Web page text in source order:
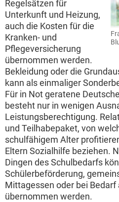
Regelsätzen für
Unterkunft und Heizung,
auch die Kosten für die
Kranken- und
Pflegeversicherung
übernommen werden.
Bekleidung oder die
kann als einmaliger
Für in Not geratene
besteht nur in wenigen
Leistungsberechtigung.
und Teilhabepaket, von
schulfähigem Alter
Eltern Sozialhilfe beziehen.
Dingen des Schulbedarfs
Schülerbeförderung,
Mittagessen oder bei
übernommen werden.